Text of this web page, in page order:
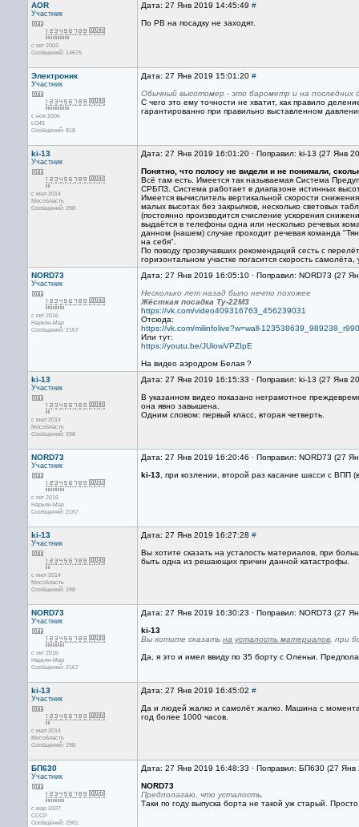
AOR
Участник
с окт 2003
Сообщений: 14675
Дата: 27 Янв 2019 14:45:49 #
По РВ на посадку не заходят.
Электроник
Участник
с ноя 2006
LO45
Сообщений: 818
Дата: 27 Янв 2019 15:01:20 #
Обычный высотомер - это барометр и на последних
С чего это ему точности не хватит, как правило
гарантированно при правильно выставленном
ki-13
Участник
с июл 2014
Мособласть
Сообщений: 298
Дата: 27 Янв 2019 16:01:20 · Поправил: ki-13 (27 Янв
Понятно, что полосу не видели и не понимали,
Всё там есть. Имеется так называемая Система
СРБПЗ. Система работает в диапазоне истинных
Имеется вычислитель вертикальной скорости
малых высотах без закрылков, несколько световых
(постоянно производится счисление ускорения
выдаётся в телефоны одна или несколько речевых
данном (нашем) случае проходит речевая команда
на себя".
По поводу прозвучавших рекомендаций сесть с
горизонтальном участке погасится скорость
NORD73
Участник
с окт 2016
Нарьян-Мар
Сообщений: 2167
Дата: 27 Янв 2019 16:05:10 · Поправил: NORD73 (27
Несколько лет назад было нечто похожее
Жёсткая посадка Ту-22М3
https://vk.com/video409316763_456239031
Отсюда:
https://vk.com/milinfolive?w=wall-
Или тут:
https://youtu.be/JUiowVPZIpE
На видео аэродром Белая ?
ki-13
Участник
с июл 2014
Мособласть
Сообщений: 298
Дата: 27 Янв 2019 16:15:33 · Поправил: ki-13 (27 Янв
В указанном видео показано неграмотное
она явно завышена.
Одним словом: первый класс, вторая четверть.
NORD73
Участник
с окт 2016
Нарьян-Мар
Сообщений: 2167
Дата: 27 Янв 2019 16:20:46 · Поправил: NORD73 (27
ki-13 , при козлении, второй раз касание шасси с ВПП
ki-13
Участник
с июл 2014
Мособласть
Сообщений: 298
Дата: 27 Янв 2019 16:27:28 #
Вы хотите сказать на усталость материалов, при
быть одна из решающих причин данной катастрофы.
NORD73
Участник
с окт 2016
Нарьян-Мар
Сообщений: 2167
Дата: 27 Янв 2019 16:30:23 · Поправил: NORD73 (27
ki-13
Вы хотите сказать на усталость материалов , при
Да, я это и имел ввиду по 35 борту с Оленьи.
ki-13
Участник
с июл 2014
Мособласть
Сообщений: 298
Дата: 27 Янв 2019 16:45:02 #
Да и людей жалко и самолёт жалко. Машина с
год более 1000 часов.
БП630
Участник
с мар 2007
CCCP
Сообщений: 2981
Дата: 27 Янв 2019 16:48:33 · Поправил: БП630 (27
NORD73
Предполагаю, что усталость.
Таки по году выпуска борта не такой уж старый.